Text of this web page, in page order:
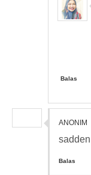
Balas
ANONIM
sadden
Balas